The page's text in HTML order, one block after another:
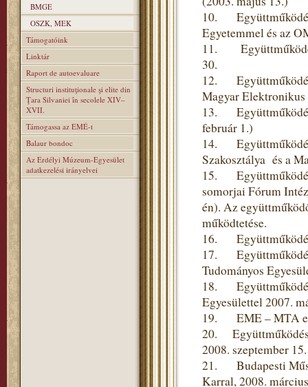
BMGE
OSZK, MEK
Támogatóink
Linktár
Raport de autoevaluare
Structuri instituţionale şi elite din
Ţara Silvaniei în secolele XIV–
XVII.
Támogassa az EMÉ-t
Balaur bondoc
Az Erdélyi Múzeum-Egyesület
adatkezelési irányelvei
10.
Egyetemmel és az
11.
30.
12.
Magyar
13.
február 1.)
14.
Szakosztálya és a
15.
somorjai Fórum
én). Az
működtetése.
16.
17.
Tudományos
18.
Egyesülettel 2007.
19. EME – MTA
20. Együttműködési
2008. szeptember 15.
21. Budapesti
Karral, 2008.